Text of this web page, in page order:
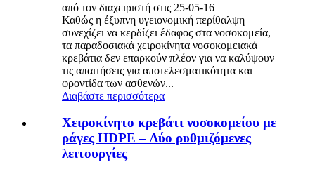
από τον διαχειριστή στις 25-05-16
Καθώς η έξυπνη υγειονομική περίθαλψη
συνεχίζει να κερδίζει έδαφος στα νοσοκομεία,
τα παραδοσιακά χειροκίνητα νοσοκομειακά
κρεβάτια δεν επαρκούν πλέον για να καλύψουν
τις απαιτήσεις για αποτελεσματικότητα και
φροντίδα των ασθενών...
Διαβάστε περισσότερα
Χειροκίνητο κρεβάτι νοσοκομείου με
ράγες HDPE – Δύο ρυθμιζόμενες
λειτουργίες